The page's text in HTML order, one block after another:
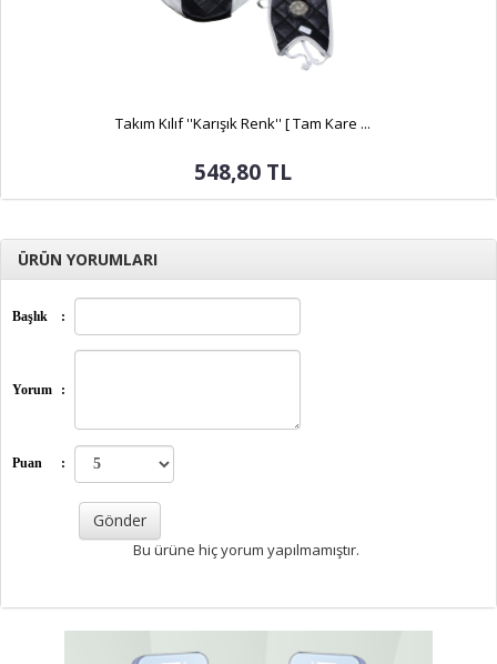
Takım Kılıf ''Karışık Renk'' [ Tam Kare ...
548,80 TL
ÜRÜN YORUMLARI
Başlık :
Yorum :
Puan :
Bu ürüne hiç yorum yapılmamıştır.